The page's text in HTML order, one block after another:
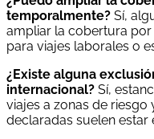
temporalmente? Sí,
ampliar la cobertura
para viajes laborales o
¿Existe alguna
internacional? Sí,
viajes a zonas de riesgo
declaradas suelen estar